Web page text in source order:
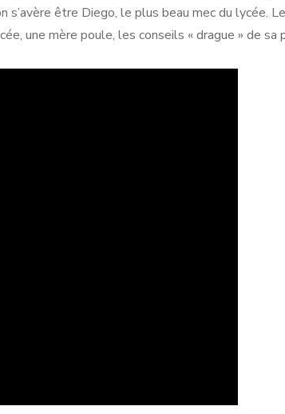
être Diego, le plus beau mec du lycée.
une mère poule, les conseils « drague » de sa